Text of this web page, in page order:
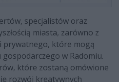
specjalistów oraz
miasta, zarówno z
prywatnego, które mogą
w Radomiu.
które zostaną omówione
rozwój kreatywnych